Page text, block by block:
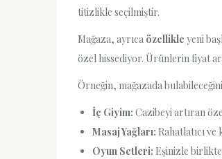
titizlikle seçilmiştir.
Mağaza, ayrıca özellikle yeni
özel hissediyor. Ürünlerin fiyat
Örneğin, mağazada
İç Giyim: Cazibeyi artıran
Masaj Yağları: Rahatlatıcı
Oyun Setleri: Eşinizle